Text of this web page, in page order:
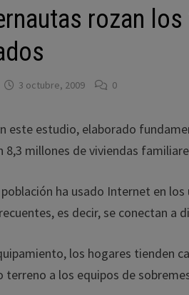
rozan
3 octubre, 2009 0
este estudio, elaborado
8,3 millones de viviendas
población ha usado Internet en
es decir, se conectan a
los hogares tienden
terreno a los equipos de